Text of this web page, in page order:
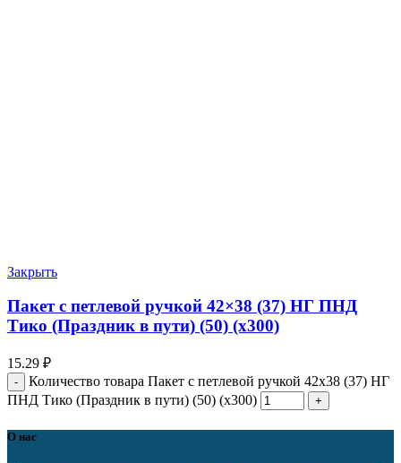
Закрыть
Пакет с петлевой ручкой 42×38 (37) НГ ПНД
Тико (Праздник в пути) (50) (х300)
15.29 ₽
Количество товара Пакет с петлевой ручкой 42x38 (37) НГ
ПНД Тико (Праздник в пути) (50) (х300)
О нас